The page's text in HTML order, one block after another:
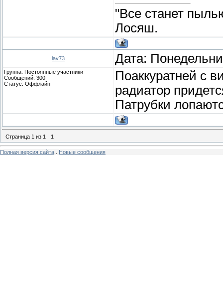
"Все станет
Лосяш.
lav73 Дата:
Группа: Постоянные участники
Сообщений: 300
Статус: Оффлайн
Поаккуратней с
радиатор
Патрубки
Страница 1 из 1 1
Полная версия сайта Новые сообщения